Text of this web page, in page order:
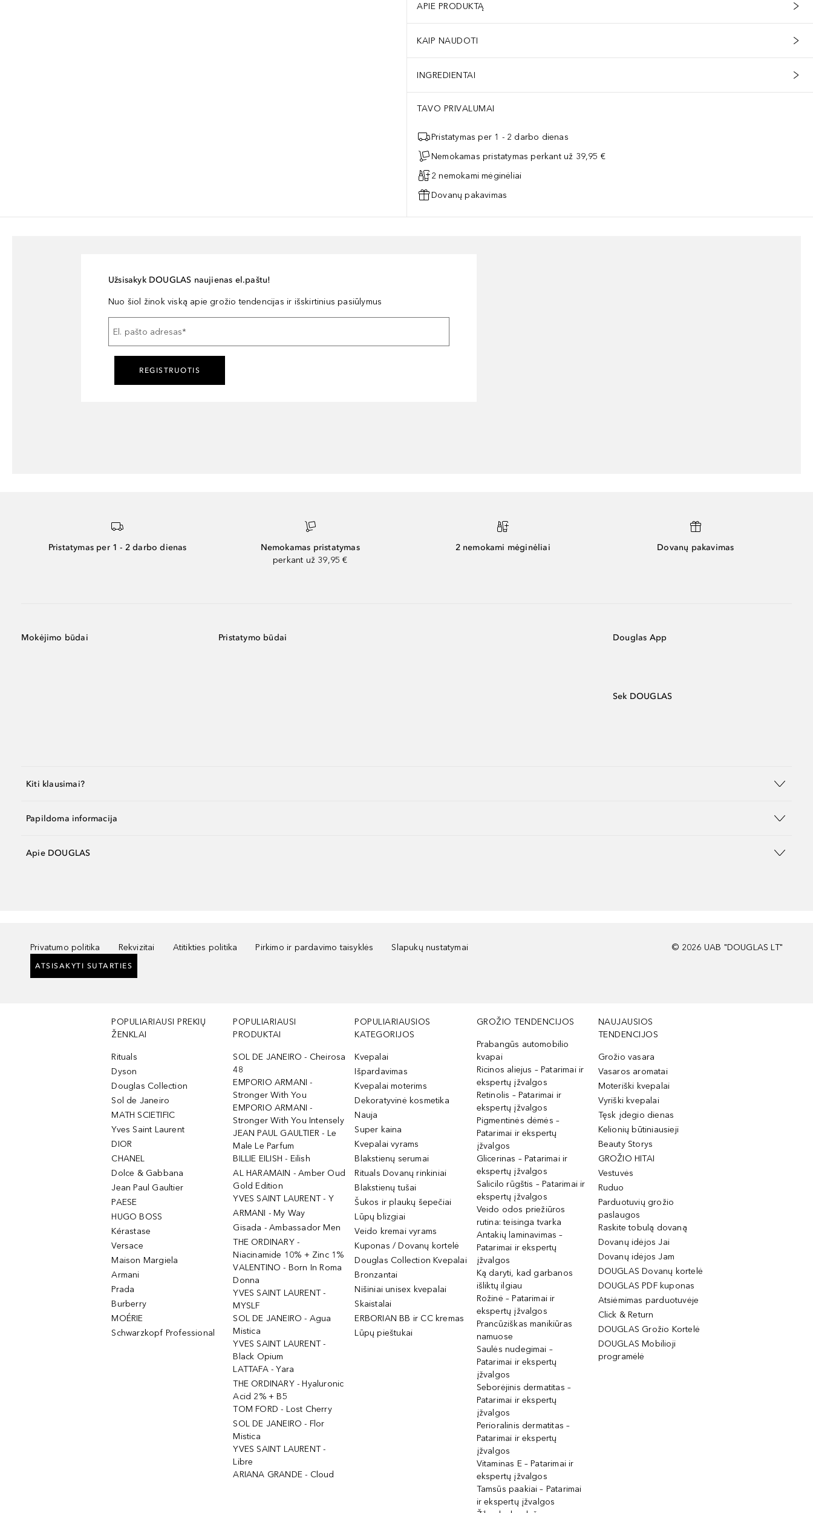
APIE PRODUKTĄ
KAIP NAUDOTI
INGREDIENTAI
TAVO PRIVALUMAI
Pristatymas per 1 - 2 darbo dienas
Nemokamas pristatymas perkant už 39,95 €
2 nemokami mėginėliai
Dovanų pakavimas
Užsisakyk DOUGLAS naujienas el.paštu!
Nuo šiol žinok viską apie grožio tendencijas ir išskirtinius pasiūlymus
El. pašto adresas*
REGISTRUOTIS
Pristatymas per 1 - 2 darbo dienas
Nemokamas pristatymas
perkant už 39,95 €
2 nemokami mėginėliai Dovanų pakavimas
Mokėjimo būdai Pristatymo būdai Douglas App
Sek DOUGLAS
Kiti klausimai?
Papildoma informacija
Apie DOUGLAS
Privatumo politika Rekvizitai Atitikties politika Pirkimo ir pardavimo taisyklės Slapukų nustatymai
ATSISAKYTI SUTARTIES
© 2026 UAB "DOUGLAS LT"
POPULIARIAUSI PREKIŲ
ŽENKLAI
Rituals
Dyson
Douglas Collection
Sol de Janeiro
MATH SCIETIFIC
Yves Saint Laurent
DIOR
CHANEL
Dolce & Gabbana
Jean Paul Gaultier
PAESE
HUGO BOSS
Kérastase
Versace
Maison Margiela
Armani
Prada
Burberry
MOÉRIE
Schwarzkopf Professional
POPULIARIAUSI
PRODUKTAI
SOL DE JANEIRO - Cheirosa
48
EMPORIO ARMANI -
Stronger With You
EMPORIO ARMANI -
Stronger With You Intensely
JEAN PAUL GAULTIER - Le
Male Le Parfum
BILLIE EILISH - Eilish
AL HARAMAIN - Amber Oud
Gold Edition
YVES SAINT LAURENT - Y
ARMANI - My Way
Gisada - Ambassador Men
THE ORDINARY -
Niacinamide 10% + Zinc 1%
VALENTINO - Born In Roma
Donna
YVES SAINT LAURENT -
MYSLF
SOL DE JANEIRO - Agua
Mistica
YVES SAINT LAURENT -
Black Opium
LATTAFA - Yara
THE ORDINARY - Hyaluronic
Acid 2% + B5
TOM FORD - Lost Cherry
SOL DE JANEIRO - Flor
Mistica
YVES SAINT LAURENT -
Libre
ARIANA GRANDE - Cloud
POPULIARIAUSIOS
KATEGORIJOS
Kvepalai
Išpardavimas
Kvepalai moterims
Dekoratyvinė kosmetika
Nauja
Super kaina
Kvepalai vyrams
Blakstienų serumai
Rituals Dovanų rinkiniai
Blakstienų tušai
Šukos ir plaukų šepečiai
Lūpų blizgiai
Veido kremai vyrams
Kuponas / Dovanų kortelė
Douglas Collection Kvepalai
Bronzantai
Nišiniai unisex kvepalai
Skaistalai
ERBORIAN BB ir CC kremas
Lūpų pieštukai
GROŽIO TENDENCIJOS
Prabangūs automobilio
kvapai
Ricinos aliejus – Patarimai ir
ekspertų įžvalgos
Retinolis – Patarimai ir
ekspertų įžvalgos
Pigmentinės dėmės –
Patarimai ir ekspertų
įžvalgos
Glicerinas – Patarimai ir
ekspertų įžvalgos
Salicilo rūgštis – Patarimai ir
ekspertų įžvalgos
Veido odos priežiūros
rutina: teisinga tvarka
Antakių laminavimas –
Patarimai ir ekspertų
įžvalgos
Ką daryti, kad garbanos
išliktų ilgiau
Rožinė – Patarimai ir
ekspertų įžvalgos
Prancūziškas manikiūras
namuose
Saulės nudegimai –
Patarimai ir ekspertų
įžvalgos
Seborėjinis dermatitas –
Patarimai ir ekspertų
įžvalgos
Perioralinis dermatitas –
Patarimai ir ekspertų
įžvalgos
Vitaminas E – Patarimai ir
ekspertų įžvalgos
Tamsūs paakiai – Patarimai
ir ekspertų įžvalgos
NAUJAUSIOS
TENDENCIJOS
Grožio vasara
Vasaros aromatai
Moteriški kvepalai
Vyriški kvepalai
Tęsk įdegio dienas
Kelionių būtiniausieji
Beauty Storys
GROŽIO HITAI
Vestuvės
Ruduo
Parduotuvių grožio
paslaugos
Raskite tobulą dovaną
Dovanų idėjos Jai
Dovanų idėjos Jam
DOUGLAS Dovanų kortelė
DOUGLAS PDF kuponas
Atsiėmimas parduotuvėje
Click & Return
DOUGLAS Grožio Kortelė
DOUGLAS Mobilioji
programėlė